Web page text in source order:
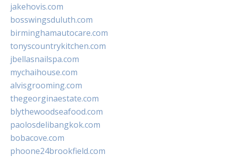
jakehovis.com
bosswingsduluth.com
birminghamautocare.com
tonyscountrykitchen.com
jbellasnailspa.com
mychaihouse.com
alvisgrooming.com
thegeorginaestate.com
blythewoodseafood.com
paolosdelibangkok.com
bobacove.com
phoone24brookfield.com